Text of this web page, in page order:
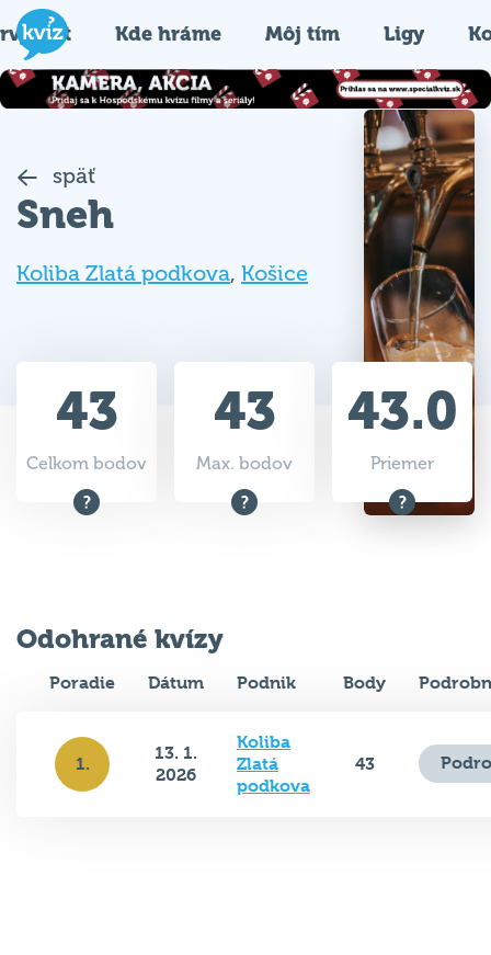
Kde hráme Môj tím Ligy
späť
Sneh
Koliba Zlatá podkova, Košice
43
Celkom bodov
43
Max. bodov
43.0
Priemer
Odohrané kvízy
Poradie Dátum Podnik Body
1.
13. 1.
2026
Koliba
Zlatá
podkova
43